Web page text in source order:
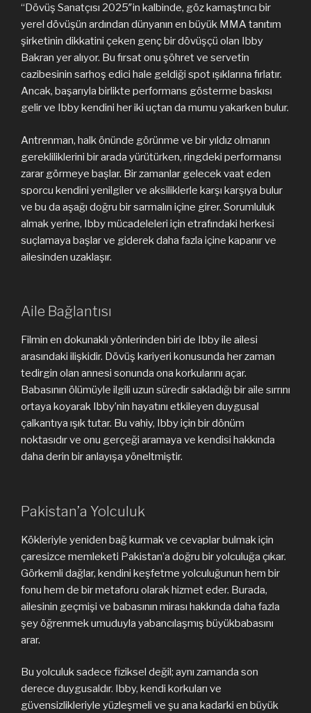
“Dövüş Sanatçısı 2025″in kalbinde, göz kamaştırıcı bir
yerel dövüşün ardından dünyanın en büyük MMA tanıtım
şirketinin dikkatini çeken genç bir dövüşçü olan Ibby
Bakran yer alıyor. Bu fırsat onu şöhret ve servetin
cazibesinin sarhoş edici hale geldiği spot ışıklarına fırlatır.
Ancak, başarıyla birlikte performans gösterme baskısı
gelir ve Ibby kendini her iki uçtan da mumu yakarken bulur.
Antrenman, halk önünde görünme ve bir yıldız olmanın
gerekliliklerini bir arada yürütürken, ringdeki performansı
zarar görmeye başlar. Bir zamanlar gelecek vaat eden
sporcu kendini yenilgiler ve aksiliklerle karşı karşıya bulur
ve bu da aşağı doğru bir sarmalın içine girer. Sorumluluk
almak yerine, Ibby mücadeleleri için etrafındaki herkesi
suçlamaya başlar ve giderek daha fazla içine kapanır ve
ailesinden uzaklaşır.
Aile Bağlantısı
Filmin en dokunaklı yönlerinden biri de Ibby ile ailesi
arasındaki ilişkidir. Dövüş kariyeri konusunda her zaman
tedirgin olan annesi sonunda ona korkularını açar.
Babasının ölümüyle ilgili uzun süredir sakladığı bir aile sırrını
ortaya koyarak Ibby’nin hayatını etkileyen duygusal
çalkantıya ışık tutar. Bu vahiy, Ibby için bir dönüm
noktasıdır ve onu gerçeği aramaya ve kendisi hakkında
daha derin bir anlayışa yöneltmiştir.
Pakistan’a Yolculuk
Kökleriyle yeniden bağ kurmak ve cevaplar bulmak için
çaresizce memleketi Pakistan’a doğru bir yolculuğa çıkar.
Görkemli dağlar, kendini keşfetme yolculuğunun hem bir
fonu hem de bir metaforu olarak hizmet eder. Burada,
ailesinin geçmişi ve babasının mirası hakkında daha fazla
şey öğrenmek umuduyla yabancılaşmış büyükbabasını
arar.
Bu yolculuk sadece fiziksel değil; aynı zamanda son
derece duygusaldır. Ibby, kendi korkuları ve
güvensizlikleriyle yüzleşmeli ve şu ana kadarki en büyük